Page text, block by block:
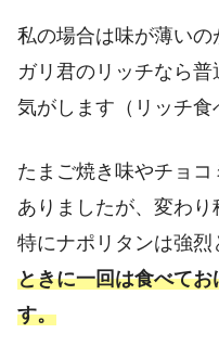
私の場合は味が薄いの
ガリ君のリッチなら
気がします（リッチ
たまご焼き味やチョ
ありましたが、変わり
特にナポリタンは強烈
ときに一回は食べて
す。